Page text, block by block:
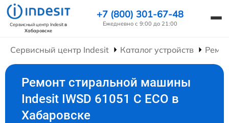
Сервисный центр Indesitв
Хабаровске
+7 (800) 301-67-48
Ежедневно с 9:00 до 21:00
Сервисный центр Indesit Каталог устройств
Ремонт стиральной машины
Indesit IWSD 61051 C ECO в
Хабаровске